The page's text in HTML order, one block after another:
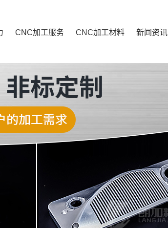
CNC加工服务 CNC加工材料 新闻资讯